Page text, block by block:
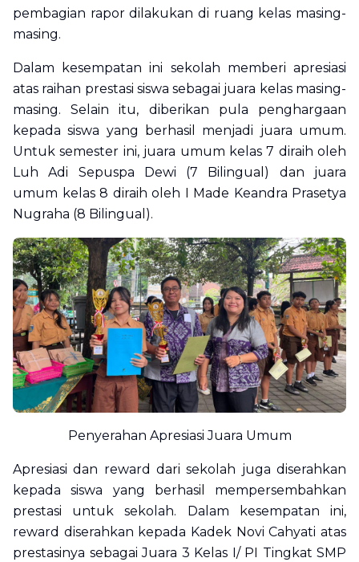
pembagian rapor dilakukan di ruang kelas masing-
masing.
Dalam kesempatan ini sekolah memberi apresiasi
atas raihan prestasi siswa sebagai juara kelas masing-
masing. Selain itu, diberikan pula penghargaan
kepada siswa yang berhasil menjadi juara umum.
Untuk semester ini, juara umum kelas 7 diraih oleh
Luh Adi Sepuspa Dewi (7 Bilingual) dan juara
umum kelas 8 diraih oleh I Made Keandra Prasetya
Nugraha (8 Bilingual).
Penyerahan Apresiasi Juara Umum
Apresiasi dan reward dari sekolah juga diserahkan
kepada siswa yang berhasil mempersembahkan
prestasi untuk sekolah. Dalam kesempatan ini,
reward diserahkan kepada Kadek Novi Cahyati atas
prestasinya sebagai Juara 3 Kelas I/ PI Tingkat SMP